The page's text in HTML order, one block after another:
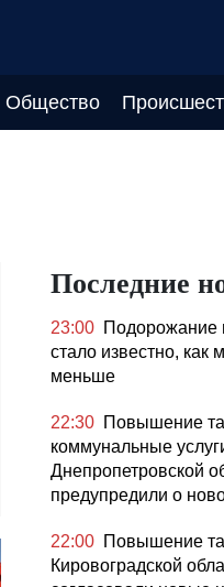
Общество
Последние
23:00 Подорожание
стало известно, как
меньше
22:30 Повышение
коммунальные
Днепропетровской
предупредили о
22:00 Повышение
Кировоградской